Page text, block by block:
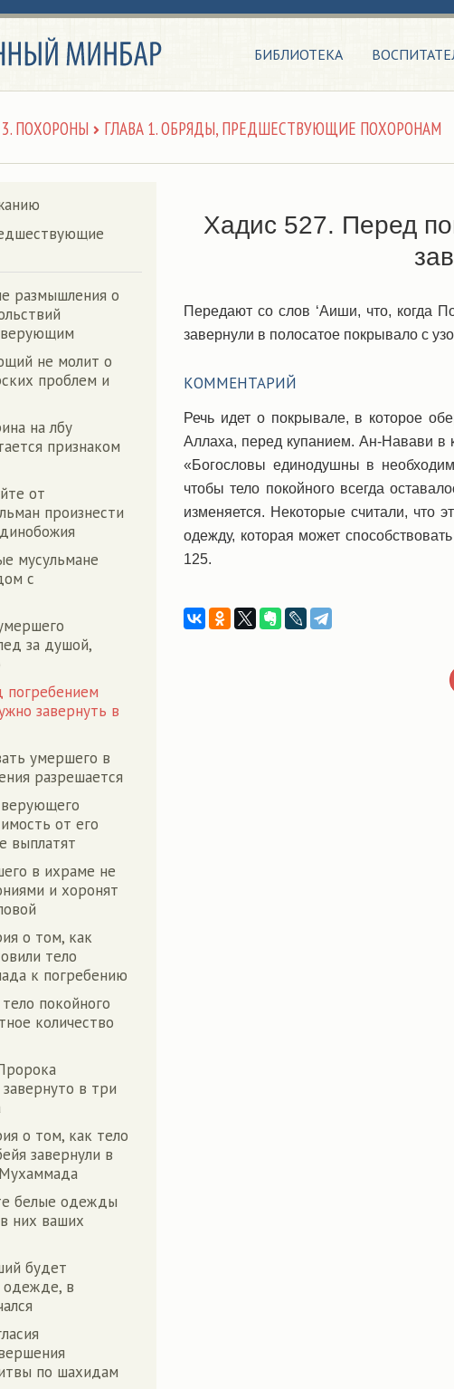
БИБЛИОТЕКА
ПОХОРОНЫ ГЛАВА 1. ОБРЯДЫ, ПРЕДШЕСТВУЮЩИЕ ПОХОРОНАМ
размышления о
верующим
не молит о
проблем и
на лбу
признаком
от
произнести
мусульмане
с
за душой,
погребением
завернуть в
умершего в
разрешается
от его
выплатят
в ихраме не
и хоронят
о том, как
тело
к погребению
покойного
количество
в три
о том, как тело
завернули в
белые одежды
них ваших
будет
одежде, в
по шахидам
Хадис 527. Перед
Передают со слов ‘Аиши, что, когда
завернули в полосатое покрывало с
КОММЕНТАРИЙ
Речь идет о покрывале, в которое
Аллаха, перед купанием. Ан-Навави в
«Богословы единодушны в
чтобы тело покойного всегда
изменяется. Некоторые считали, что
одежду, которая может
125.